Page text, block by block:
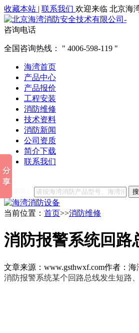
收藏本站 | 联系我们 欢迎来临 北京海
咨询电话
全国咨询热线： 4006-598-119
海湾首页
产品中心
产品报价
工程安装
消防维修
技术资料
消防新闻
公司资质
简介下载
联系我们
他们都在搜索:
当前位置： 首页>>消防维修
消防报警系统回路
文章来源：www.gsthwxf.com作者：海
消防报警系统某个回路总线发生短路